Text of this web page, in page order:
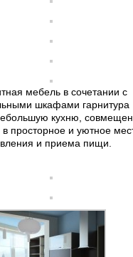
мебель в сочетании с
шкафами гарнитура
кухню,
просторное и уютное
и приема пищи.